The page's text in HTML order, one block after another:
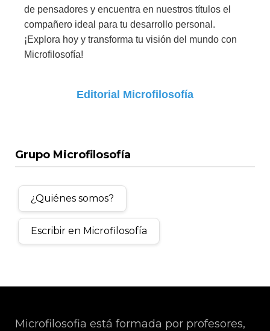
de pensadores y encuentra en nuestros títulos el
compañero ideal para tu desarrollo personal.
¡Explora hoy y transforma tu visión del mundo con
Microfilosofía!
Editorial Microfilosofía
Grupo Microfilosofía
¿Quiénes somos?
Escribir en Microfilosofía
Microfilosofia está formada por profesores,